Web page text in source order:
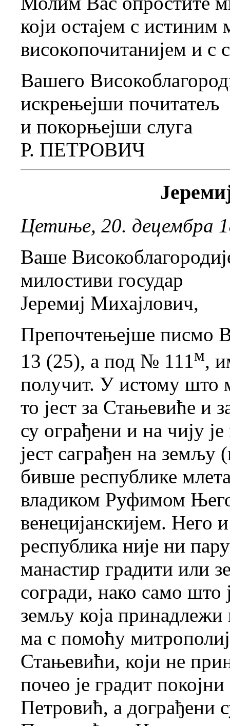
који остајем с
високопочитанијем и с
Вашего
искрењејши почитатељ
и покорњејши слуга
Р. ПЕТРОВИЧ
Цетиње, 20. децембра
Ваше
милостиви государ
Јеремиј Михајлович,
Препочтењејше писмо
13 (25), а под № 111м,
получит. У истому што
то јест за Стањевиће и
су ограђени и на чију
јест саграђен на земљу
бивше республике
владиком Руфимом
венецијанскијем. Него
республика није ни
манастир градити или
согради, нако само што
земљу која принадлежи
ма с помоћу
Стањевићи, који не
почео је градит
Петровић, а дограђени